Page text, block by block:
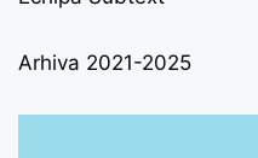
Arhiva 2021-2025